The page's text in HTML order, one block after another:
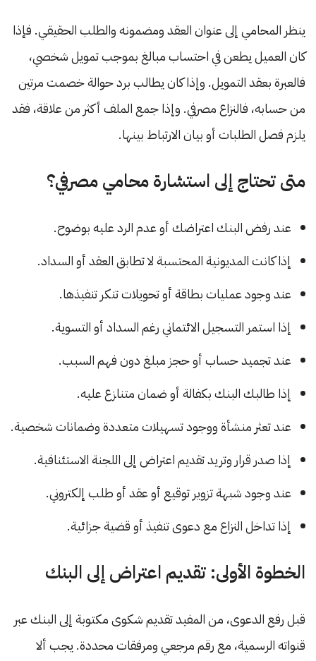
ينظر المحامي إلى عنوان العقد ومضمونه والطلب الحقيقي. فإذا
كان العميل يطعن في احتساب مبالغ بموجب تمويل شخصي،
فالعبرة بعقد التمويل. وإذا كان يطالب برد حوالة خصمت مرتين
من حسابه، فالنزاع مصرفي. وإذا جمع الملف أكثر من علاقة، فقد
يلزم فصل الطلبات أو بيان الارتباط بينها.
متى تحتاج إلى استشارة محامي مصرفي؟
عند رفض البنك اعتراضك أو عدم الرد عليه بوضوح.
إذا كانت المديونية المحتسبة لا تطابق العقد أو السداد.
عند وجود عمليات بطاقة أو تحويلات تنكر تنفيذها.
إذا استمر التسجيل الائتماني رغم السداد أو التسوية.
عند تجميد حساب أو حجز مبلغ دون فهم السبب.
إذا طالبك البنك بكفالة أو ضمان متنازع عليه.
عند تعثر منشأة ووجود تسهيلات متعددة وضمانات شخصية.
إذا صدر قرار وتريد تقديم اعتراض إلى اللجنة الاستئنافية.
عند وجود شبهة تزوير توقيع أو عقد أو طلب إلكتروني.
إذا تداخل النزاع مع دعوى تنفيذ أو قضية جزائية.
الخطوة الأولى: تقديم اعتراض إلى البنك
قبل رفع الدعوى، من المفيد تقديم شكوى مكتوبة إلى البنك عبر
قنواته الرسمية، مع رقم مرجعي ومرفقات محددة. يجب ألا